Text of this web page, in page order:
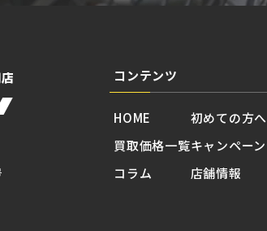
コンテンツ
HOME
買取価格一覧
コラム
初めての方へ
キャンペーン
店舗情報